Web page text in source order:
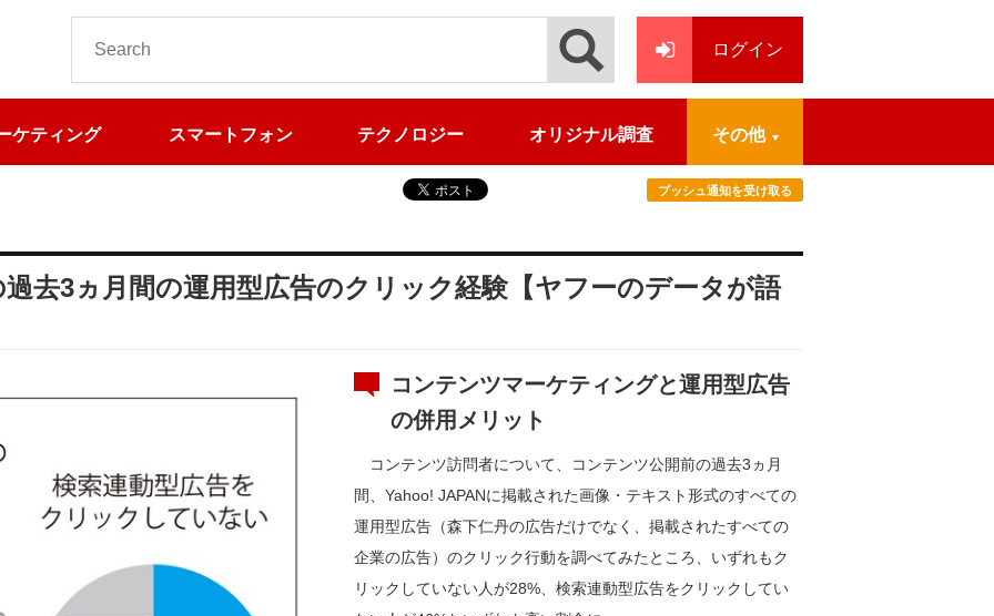
ログイン
ケティング スマートフォン テクノロジー オリジナル調査 その他
プッシュ通知を受け取る
去3ヵ月間の運用型広告のクリック経験【ヤフーのデータが語
コンテンツマーケティングと運用型広告
の併用メリット
コンテンツ訪問者について、コンテンツ公開前の過去3ヵ月
間、Yahoo! JAPANに掲載された画像・テキスト形式のすべての
運用型広告（森下仁丹の広告だけでなく、掲載されたすべての
企業の広告）のクリック行動を調べてみたところ、いずれもク
リックしていない人が28%、検索連動型広告をクリックしてい